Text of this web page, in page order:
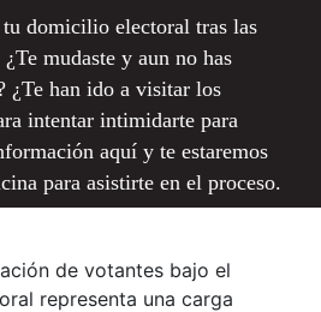
tu domicilio electoral tras las
mudaste y aun no has
¿Te han ido a visitar los
intentar intimidarte para
aquí y te estaremos
para asistirte en el proceso.
de votantes bajo el
representa una carga